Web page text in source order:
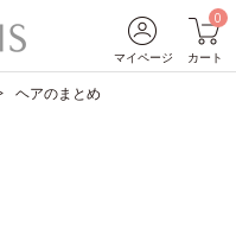
マイページ
0
カート
ヘアのまとめ